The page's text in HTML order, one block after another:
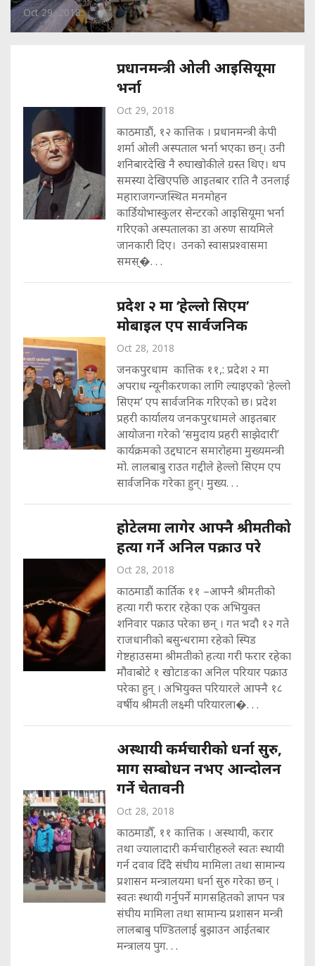
Oct 29, 2018
प्रधानमन्त्री ओली आइसियूमा
भर्ना
Oct 29, 2018
काठमाडौं, १२ कात्तिक । प्रधानमन्त्री केपी
शर्मा ओली अस्पताल भर्ना भएका छन्। उनी
शनिबारदेखि नै रुघाखोकीले ग्रस्त थिए। थप
समस्या देखिएपछि आइतबार राति नै उनलाई
महाराजगन्जस्थित मनमोहन
कार्डियोभास्कुलर सेन्टरको आइसियूमा भर्ना
गरिएको अस्पतालका डा अरुण सायमिले
जानकारी दिए। उनको स्वासप्रश्वासमा
समस्�. . .
प्रदेश २ मा ‘हेल्लो सिएम’
मोबाइल एप सार्वजनिक
Oct 28, 2018
जनकपुरधाम कात्तिक ११,: प्रदेश २ मा
अपराध न्यूनीकरणका लागि ल्याइएको ‘हेल्लो
सिएम’ एप सार्वजनिक गरिएको छ। प्रदेश
प्रहरी कार्यालय जनकपुरधामले आइतबार
आयोजना गरेको ‘समुदाय प्रहरी साझेदारी’
कार्यक्रमको उद्दघाटन समारोहमा मुख्यमन्त्री
मो. लालबाबु राउत गद्दीले हेल्लो सिएम एप
सार्वजनिक गरेका हुन्। मुख्य. . .
होटेलमा लागेर आफ्नै श्रीमतीको
हत्या गर्ने अनिल पक्राउ परे
Oct 28, 2018
काठमाडौं कार्तिक ११ –आफ्नै श्रीमतीको
हत्या गरी फरार रहेका एक अभियुक्त
शनिवार पक्राउ परेका छन् । गत भदौ १२ गते
राजधानीको बसुन्धरामा रहेको स्पिड
गेष्टहाउसमा श्रीमतीको हत्या गरी फरार रहेका
मौवाबोटे १ खोटाङका अनिल परियार पक्राउ
परेका हुन् । अभियुक्त परियारले आफ्नै १८
वर्षीय श्रीमती लक्ष्मी परियारला�. . .
अस्थायी कर्मचारीको धर्ना सुरु,
माग सम्बोधन नभए आन्दोलन
गर्ने चेतावनी
Oct 28, 2018
काठमाडाैँ, ११ कात्तिक । अस्थायी, करार
तथा ज्यालादारी कर्मचारीहरुले स्वतः स्थायी
गर्न दवाव दिँदै संघीय मामिला तथा सामान्य
प्रशासन मन्त्रालयमा धर्ना सुरु गरेका छन् ।
स्वतः स्थायी गर्नुपर्ने मागसहितको ज्ञापन पत्र
संघीय मामिला तथा सामान्य प्रशासन मन्त्री
लालबाबु पण्डितलाई बुझाउन आईतबार
मन्त्रालय पुग. . .